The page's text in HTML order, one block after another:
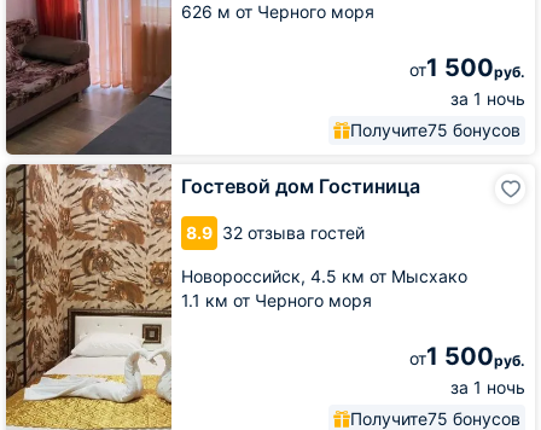
626 м от Черного моря
от1 500руб.
за 1 ночь
Получите75 бонусов
Гостевой дом Гостиница
8.9 32 отзыва гостей
Новороссийск, 4.5 км от Мысхако
1.1 км от Черного моря
от1 500руб.
за 1 ночь
Получите75 бонусов
Гостевой
дом
Гостиница